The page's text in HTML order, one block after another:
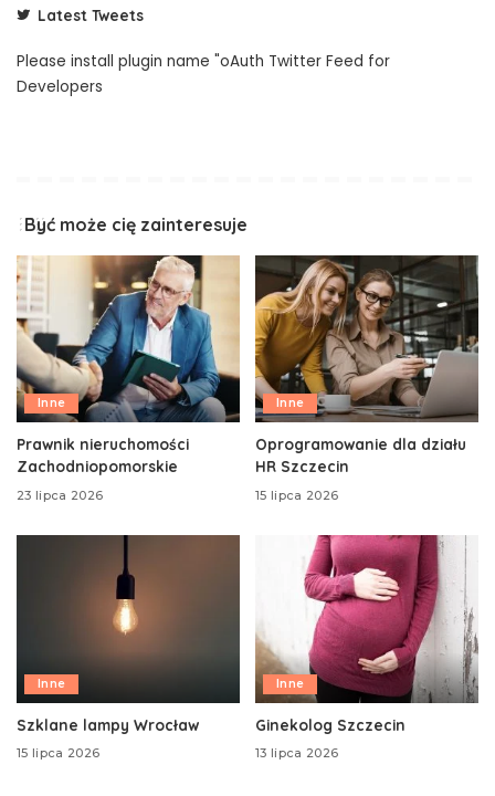
Latest Tweets
Please install plugin name "oAuth Twitter Feed for
Developers
Być może cię zainteresuje
Inne
Prawnik nieruchomości
Zachodniopomorskie
23 lipca 2026
Inne
Oprogramowanie dla działu
HR Szczecin
15 lipca 2026
Inne
Szklane lampy Wrocław
15 lipca 2026
Inne
Ginekolog Szczecin
13 lipca 2026